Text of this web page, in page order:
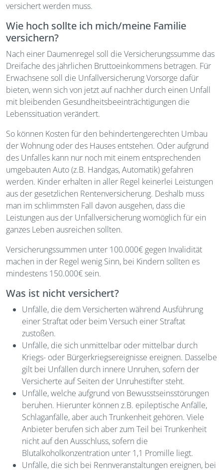
versichert werden muss.
Wie hoch sollte ich mich/meine Familie
versichern?
Nach einer Daumenregel soll die Versicherungssumme das
Dreifache des jährlichen Bruttoeinkommens betragen. Für
Erwachsene soll die Unfallversicherung Vorsorge dafür
bieten, wenn sich von jetzt auf nachher durch einen Unfall
mit bleibenden Gesundheitsbeeinträchtigungen die
Lebenssituation verändert.
So können Kosten für den behindertengerechten Umbau
der Wohnung oder des Hauses entstehen. Oder aufgrund
des Unfalles kann nur noch mit einem entsprechenden
umgebauten Auto (z.B. Handgas, Automatik) gefahren
werden. Kinder erhalten in aller Regel keinerlei Leistungen
aus der gesetzlichen Rentenversicherung. Deshalb muss
man im schlimmsten Fall davon ausgehen, dass die
Leistungen aus der Unfallversicherung womöglich für ein
ganzes Leben ausreichen sollten.
Versicherungssummen unter 100.000€ gegen Invalidität
machen in der Regel wenig Sinn, bei Kindern sollten es
mindestens 150.000€ sein.
Was ist nicht versichert?
Unfälle, die dem Versicherten während Ausführung
einer Straftat oder beim Versuch einer Straftat
zustoßen.
Unfälle, die sich unmittelbar oder mittelbar durch
Kriegs- oder Bürgerkriegsereignisse ereignen. Dasselbe
gilt bei Unfällen durch innere Unruhen, sofern der
Versicherte auf Seiten der Unruhestifter steht.
Unfälle, welche aufgrund von Bewusstseinsstörungen
beruhen. Hierunter können z.B. epileptische Anfälle,
Schlaganfälle, aber auch Trunkenheit gehören. Viele
Anbieter berufen sich aber zum Teil bei Trunkenheit
nicht auf den Ausschluss, sofern die
Blutalkoholkonzentration unter 1,1 Promille liegt.
Unfälle, die sich bei Rennveranstaltungen ereignen, bei